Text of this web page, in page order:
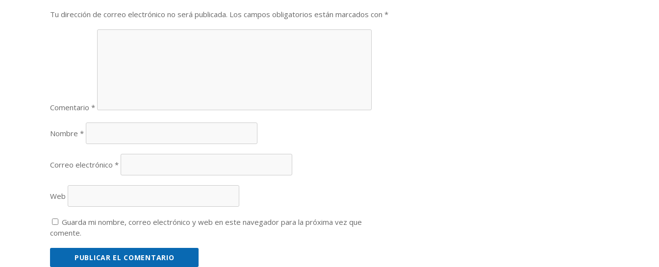
Tu dirección de correo electrónico no será publicada. Los campos obligatorios están marcados con *
Comentario *
Nombre *
Correo electrónico *
Web
Guarda mi nombre, correo electrónico y web en este navegador para la próxima vez que
comente.